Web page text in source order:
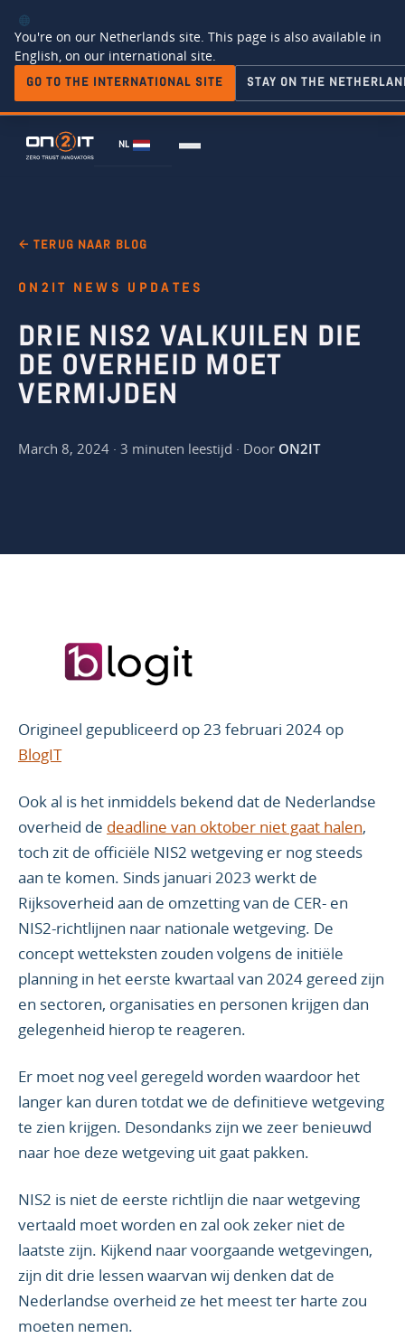
You're on our Netherlands site. This page is also available in
English, on our international site.
GO TO THE INTERNATIONAL SITE STAY ON THE
NL
← TERUG NAAR BLOG
ON2IT NEWS UPDATES
DRIE NIS2 VALKUILEN DIE
DE OVERHEID MOET
VERMIJDEN
March 8, 2024 · 3 minuten leestijd · Door ON2IT
Origineel gepubliceerd op 23 februari 2024 op
BlogIT
Ook al is het inmiddels bekend dat de Nederlandse
overheid de deadline van oktober niet gaat halen,
toch zit de officiële NIS2 wetgeving er nog steeds
aan te komen. Sinds januari 2023 werkt de
Rijksoverheid aan de omzetting van de CER- en
NIS2-richtlijnen naar nationale wetgeving. De
concept wetteksten zouden volgens de initiële
planning in het eerste kwartaal van 2024 gereed zijn
en sectoren, organisaties en personen krijgen dan
gelegenheid hierop te reageren.
Er moet nog veel geregeld worden waardoor het
langer kan duren totdat we de definitieve wetgeving
te zien krijgen. Desondanks zijn we zeer benieuwd
naar hoe deze wetgeving uit gaat pakken.
NIS2 is niet de eerste richtlijn die naar wetgeving
vertaald moet worden en zal ook zeker niet de
laatste zijn. Kijkend naar voorgaande wetgevingen,
zijn dit drie lessen waarvan wij denken dat de
Nederlandse overheid ze het meest ter harte zou
moeten nemen.